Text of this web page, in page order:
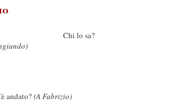
lo sa?
andato?(A Fabrizio)